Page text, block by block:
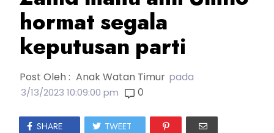
hormat segala
keputusan parti
Post Oleh : Anak Watan Timur pada
3/13/2023 10:09:00 pm 0
SHARE TWEET